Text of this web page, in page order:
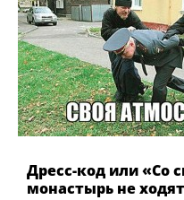
Дресс-код или «Со
монастырь не